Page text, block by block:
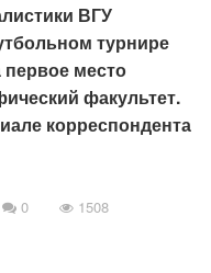
ВГУ
турнире
место
факультет.
корреспондента
0 1508